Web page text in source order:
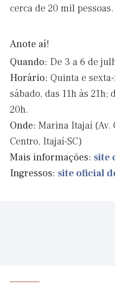
cerca de 20 mil pessoas.
Anote aí!
Quando: De 3 a 6 de
Horário: Quinta e
sábado, das 11h às 21h;
20h.
Onde: Marina Itajaí (Av.
Centro, Itajaí-SC)
Mais informações: site
Ingressos: site oficial